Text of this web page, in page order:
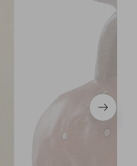
Neste
produkt